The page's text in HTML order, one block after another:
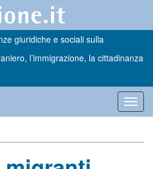
giuridiche e sociali sulla
l’immigrazione, la cittadinanza